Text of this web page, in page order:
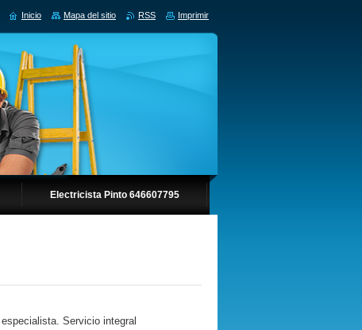
Electricista Pinto 646607795
Servicio integral
Inicio Mapa del sitio RSS Imprimir